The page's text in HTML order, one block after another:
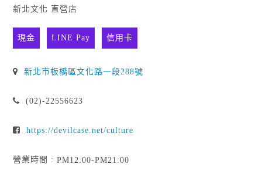
新北文化 直營店
現金 LINE Pay 信用卡
新北市板橋區文化路一段288號
(02)-22556623
https://devilcase.net/culture
營業時間 :PM12:00-PM21:00